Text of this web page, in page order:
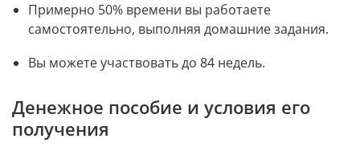
Примерно 50% времени вы работаете
самостоятельно, выполняя домашние задания.
Вы можете участвовать до 84 недель.
Денежное пособие и условия его
получения